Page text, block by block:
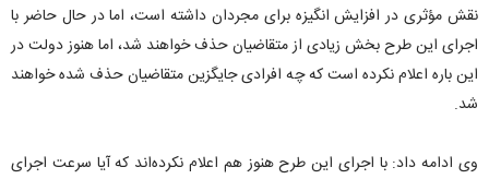
نقش مؤثری در افزایش انگیزه برای مجردان داشته است، اما در حال حاضر با
اجرای این طرح بخش زیادی از متقاضیان حذف خواهند شد، اما هنوز دولت در
این باره اعلام نکرده است که چه افرادی جایگزین متقاضیان حذف شده خواهند
شد.
وی ادامه داد: با اجرای این طرح هنوز هم اعلام نکرده‌اند که آیا سرعت اجرای